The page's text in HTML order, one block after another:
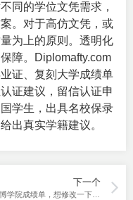
同的学位文凭需求，
。对于高仿文凭，或
为上的原则。透明化
障。Diplomafty.com
业证、复刻大学成绩单
证建议，留信认证申
学生，出具名校保录
出真实学籍建议。
下一个
定制汉博学院成绩单，想修改一下学分。